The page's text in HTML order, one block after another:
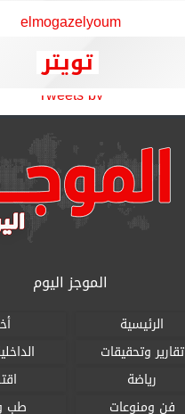
elmogazelyoum
تويتر
Tweets by
الموجز اليوم
الرئيسية
تقارير وتحقيقات
رياضة
فن ومنوعات
طب